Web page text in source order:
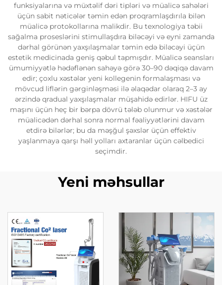
funksiyalarına və müxtəlif dəri tipləri və müalicə sahələri
üçün sabit nəticələr təmin edən proqramlaşdırıla bilən
müalicə protokollarına malikdir. Bu texnologiya təbii
sağalma proseslərini stimullaşdıra biləcəyi və eyni zamanda
dərhal görünən yaxşılaşmalar təmin edə biləcəyi üçün
estetik medicinada geniş qəbul tapmışdır. Müalicə seansları
ümumiyyətlə hədəflənən sahəyə görə 30–90 dəqiqə davam
edir; çoxlu xəstələr yeni kollegenin formalaşması və
mövcud liflərin gərginləşməsi ilə əlaqədar olaraq 2–3 ay
ərzində qradual yaxşılaşmalar müşahidə edirlər. HIFU üz
maşını üçün heç bir bərpa dövrü tələb olunmur və xəstələr
müalicədən dərhal sonra normal fəaliyyətlərini davam
etdirə bilərlər; bu da məşğul şəxslər üçün effektiv
yaşlanmaya qarşı həll yolları axtaranlar üçün cəlbedici
seçimdir.
Yeni məhsullar